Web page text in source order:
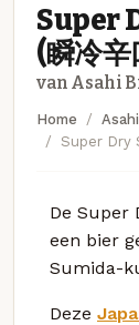
Super
(瞬冷辛
van Asahi
Home
Super Dry
De Super
een bier
Sumida-
Deze